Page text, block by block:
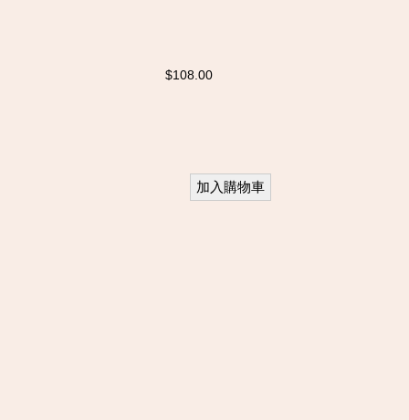
$108.00